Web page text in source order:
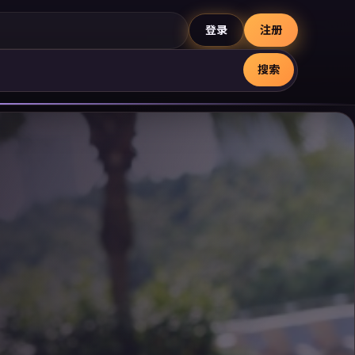
登录 注册
搜索